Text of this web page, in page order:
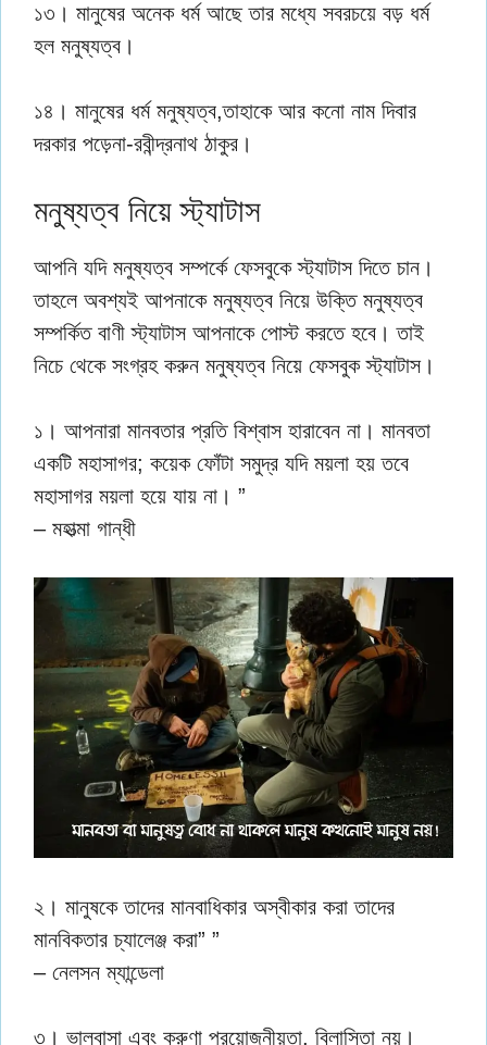
১৩। মানুষের অনেক ধর্ম আছে তার মধ্যে সবরচয়ে বড় ধর্ম
হল মনুষ্যত্ব।
১৪। মানুষের ধর্ম মনুষ্যত্ব,তাহাকে আর কনো নাম দিবার
দরকার পড়েনা-রবীন্দ্রনাথ ঠাকুর।
মনুষ্যত্ব নিয়ে স্ট্যাটাস
আপনি যদি মনুষ্যত্ব সম্পর্কে ফেসবুকে স্ট্যাটাস দিতে চান।
তাহলে অবশ্যই আপনাকে মনুষ্যত্ব নিয়ে উক্তি মনুষ্যত্ব
সম্পর্কিত বাণী স্ট্যাটাস আপনাকে পোস্ট করতে হবে। তাই
নিচে থেকে সংগ্রহ করুন মনুষ্যত্ব নিয়ে ফেসবুক স্ট্যাটাস।
১। আপনারা মানবতার প্রতি বিশ্বাস হারাবেন না। মানবতা
একটি মহাসাগর; কয়েক ফোঁটা সমুদ্র যদি ময়লা হয় তবে
মহাসাগর ময়লা হয়ে যায় না। ”
– মহাত্মা গান্ধী
২। মানুষকে তাদের মানবাধিকার অস্বীকার করা তাদের
মানবিকতার চ্যালেঞ্জ করা” ”
– নেলসন ম্যান্ডেলা
৩। ভালবাসা এবং করুণা প্রয়োজনীয়তা, বিলাসিতা নয়।